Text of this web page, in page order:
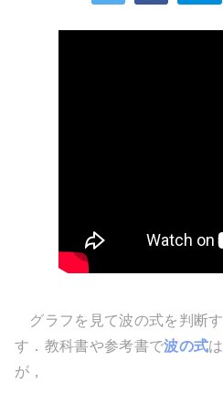
グラフを見て波の式を判断
す．教科書や参考書で波の式
が，